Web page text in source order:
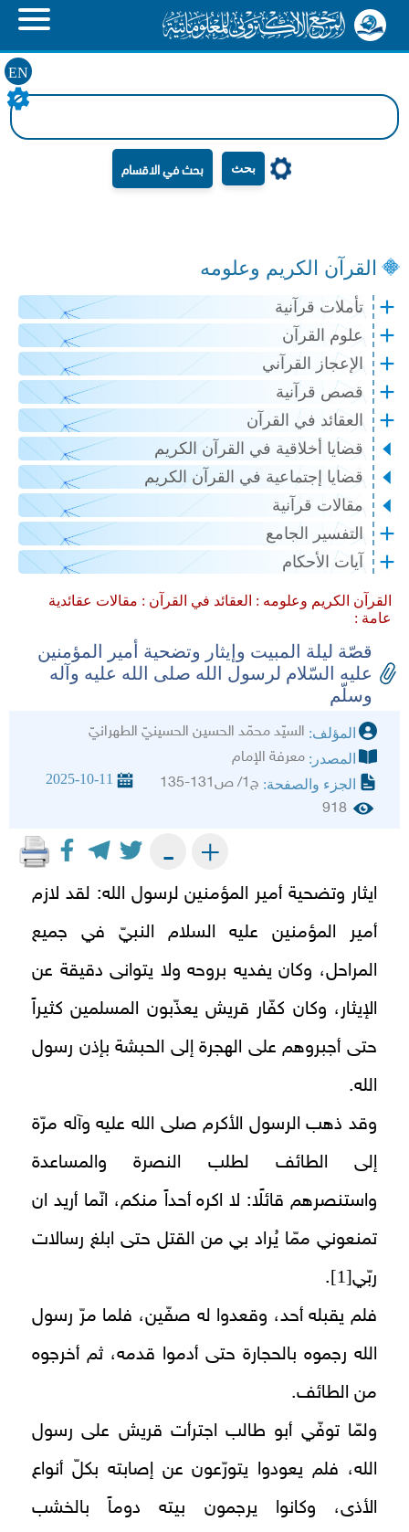
EN
بحث
القرآن الكريم وعلومه
تأملات قرآنية
علوم القرآن
الإعجاز القرآني
قصص قرآنية
العقائد في القرآن
قضايا أخلاقية في القرآن الكريم
قضايا إجتماعية في القرآن الكريم
مقالات قرآنية
التفسير الجامع
آيات الأحكام
القرآن الكريم وعلومه : العقائد في القرآن : مقالات عقائدية
عامة :
قصّة ليلة المبيت وإيثار وتضحية أمير المؤمنين
عليه السّلام لرسول الله صلى الله عليه وآله
وسلّم‏
المؤلف: السيّد محمّد الحسين الحسينيّ الطهرانيّ‏
المصدر: معرفة الإمام
الجزء والصفحة: ج1/ ص131-135 2025-10-11
918
+
-
ايثار وتضحية أمير المؤمنين لرسول الله: لقد لازم
أمير المؤمنين عليه السلام النبيّ في جميع
المراحل، وكان يفديه بروحه ولا يتوانى دقيقة عن
الإيثار، وكان كفّار قريش يعذّبون المسلمين كثيراً
حتى أجبروهم على الهجرة إلى الحبشة بإذن رسول
الله.
وقد ذهب الرسول الأكرم صلى الله عليه وآله مرّة
إلى الطائف لطلب النصرة والمساعدة
واستنصرهم قائلًا: لا اكره أحداً منكم، انّما أريد ان
تمنعوني ممّا يُراد بي من القتل حتى ابلغ رسالات
ربّي‏[1]
.
فلم يقبله أحد، وقعدوا له صفّين، فلما مرّ رسول
الله رجموه بالحجارة حتى أدموا قدمه، ثم أخرجوه
من الطائف.
ولمّا توفّي أبو طالب اجترأت قريش على رسول
الله، فلم يعودوا يتورّعون عن إصابته بكلّ أنواع
الأذى، وكانوا يرجمون بيته دوماً بالخشب